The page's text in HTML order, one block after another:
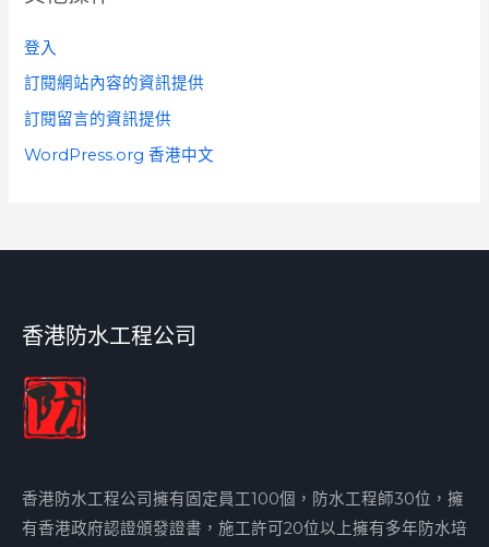
登入
訂閱網站內容的資訊提供
訂閱留言的資訊提供
WordPress.org 香港中文
香港防水工程公司
香港防水工程公司擁有固定員工100個，防水工程師30位，擁
有香港政府認證頒發證書，施工許可20位以上擁有多年防水培